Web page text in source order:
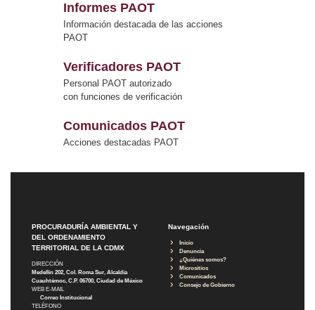
Informes PAOT
Información destacada de las acciones
PAOT
Verificadores PAOT
Personal PAOT autorizado
con funciones de verificación
Comunicados PAOT
Acciones destacadas PAOT
PROCURADURÍA AMBIENTAL Y
DEL ORDENAMIENTO
TERRITORIAL DE LA CDMX
DIRECCIÓN
Medellín 202, Col. Roma Sur, Alcaldía
Cuauhtémoc, C.P. 06700, Ciudad de México
WEB E-MAIL
Correo Institucional
TELÉFONO
Navegación
Inicio
Denuncia
¿Quiénes somos?
Micrositios
Comunicados
Consejo de Gobierno